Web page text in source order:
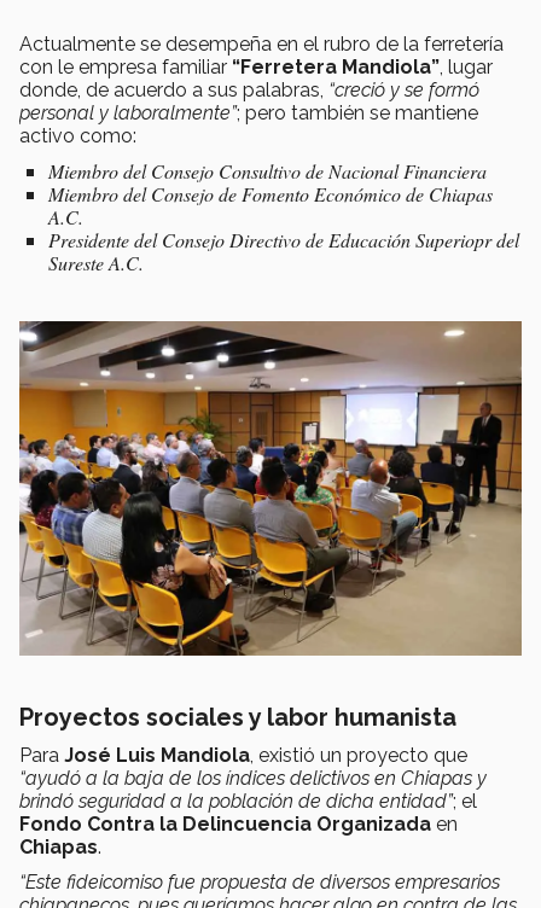
Actualmente se desempeña en el rubro de la ferretería
con le empresa familiar “Ferretera Mandiola”, lugar
donde, de acuerdo a sus palabras, “creció y se formó
personal y laboralmente”; pero también se mantiene
activo como:
Miembro del Consejo Consultivo de Nacional Financiera
Miembro del Consejo de Fomento Económico de Chiapas
A.C.
Presidente del Consejo Directivo de Educación Superiopr del
Sureste A.C.
Proyectos sociales y labor humanista
Para José Luis Mandiola, existió un proyecto que
“ayudó a la baja de los índices delictivos en Chiapas y
brindó seguridad a la población de dicha entidad”; el
Fondo Contra la Delincuencia Organizada en
Chiapas.
“Este fideicomiso fue propuesta de diversos empresarios